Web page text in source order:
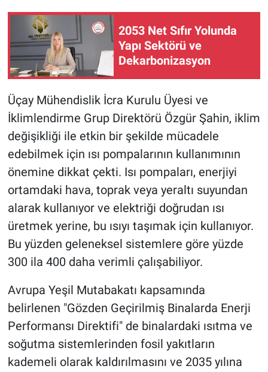
2053 Net Sıfır Yolunda
Yapı Sektörü ve
Dekarbonizasyon
Üçay Mühendislik İcra Kurulu Üyesi ve
İklimlendirme Grup Direktörü Özgür Şahin, iklim
değişikliği ile etkin bir şekilde mücadele
edebilmek için ısı pompalarının kullanımının
önemine dikkat çekti. Isı pompaları, enerjiyi
ortamdaki hava, toprak veya yeraltı suyundan
alarak kullanıyor ve elektriği doğrudan ısı
üretmek yerine, bu ısıyı taşımak için kullanıyor.
Bu yüzden geleneksel sistemlere göre yüzde
300 ila 400 daha verimli çalışabiliyor.
Avrupa Yeşil Mutabakatı kapsamında
belirlenen "Gözden Geçirilmiş Binalarda Enerji
Performansı Direktifi" de binalardaki ısıtma ve
soğutma sistemlerinden fosil yakıtların
kademeli olarak kaldırılmasını ve 2035 yılına